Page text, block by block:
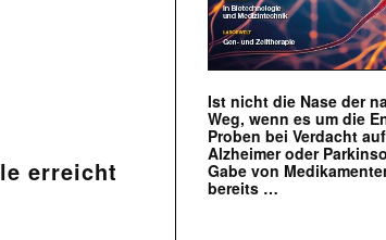
erreicht
Ist nicht die Nase der
Weg, wenn es um die
Proben bei Verdacht
Alzheimer oder
Gabe von
bereits …